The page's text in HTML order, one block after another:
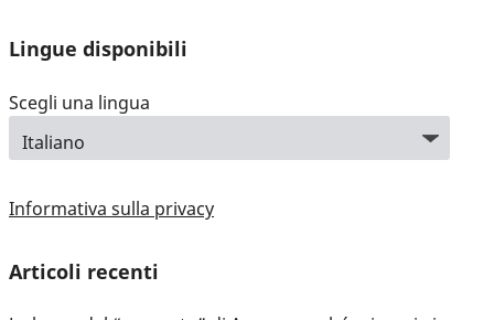
Lingue disponibili
Scegli una lingua
Informativa sulla privacy
Articoli recenti